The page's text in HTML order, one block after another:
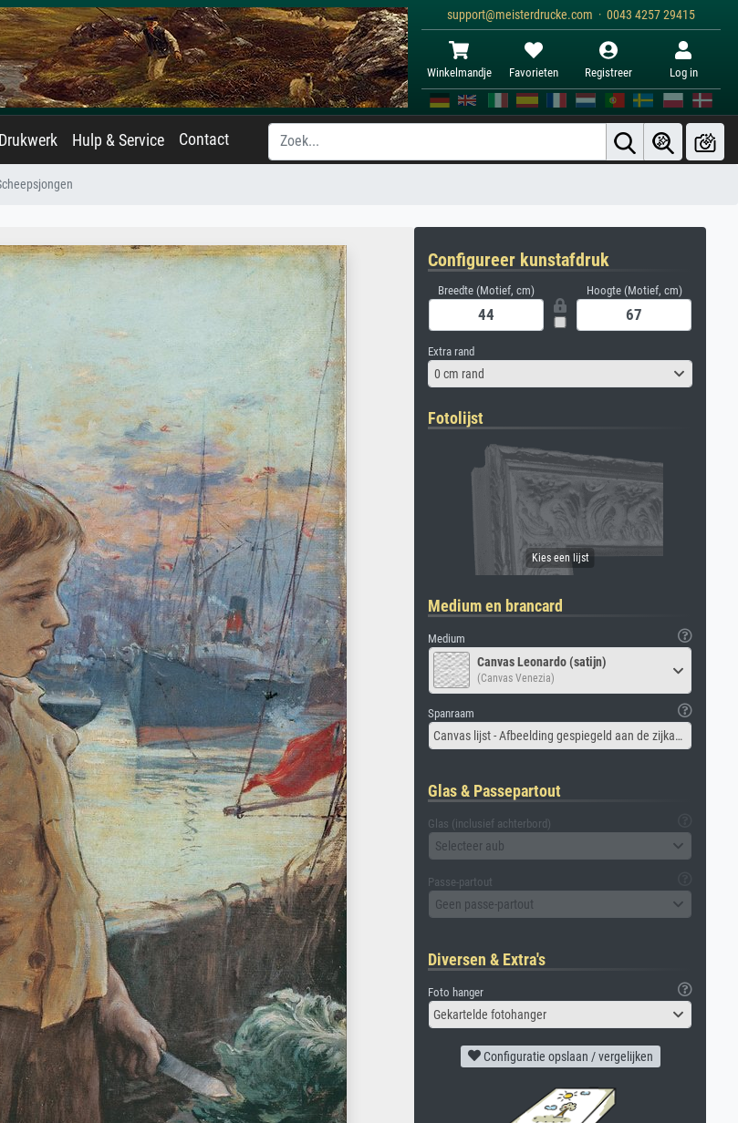
support@meisterdrucke.com · 0043 4257 29415
Winkelmandje Favorieten Registreer Log in
Drukwerk Hulp & Service Contact
Configureer kunstafdruk
Breedte (Motief, cm) Hoogte (Motief, cm)
Extra rand
0 cm rand
Fotolijst
Medium en brancard
Medium
Canvas Leonardo (satijn)
(Canvas Venezia)
Spanraam
Canvas lijst - Afbeelding gespiegeld aan de zijkant
Glas & Passepartout
Glas (inclusief achterbord)
Selecteer aub
Passe-partout
Geen passe-partout
Diversen & Extra's
Foto hanger
Gekartelde fotohanger
Configuratie opslaan / vergelijken